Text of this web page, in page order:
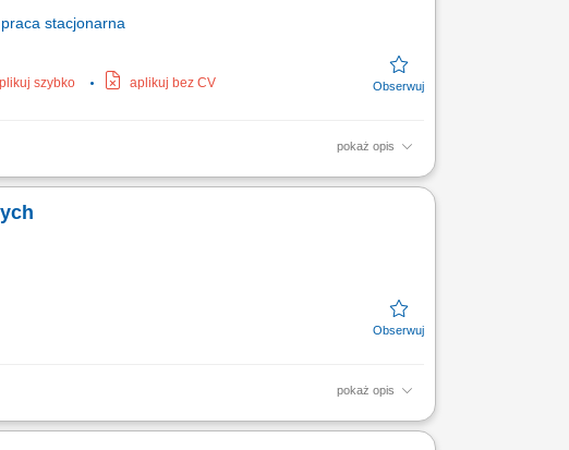
praca stacjonarna
szybko aplikuj bez CV
pokaż opis
charakteryzuje Cię wysoka kultura osobista,
pokaż opis
i digitalizacja akt osobowych słuchaczy w systemie